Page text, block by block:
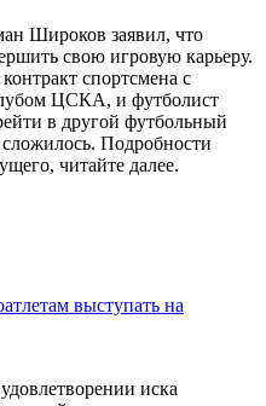
Широков заявил, что
свою игровую карьеру.
спортсмена с
ЦСКА, и футболист
в другой футбольный
Подробности
читайте далее.
выступать на
иска